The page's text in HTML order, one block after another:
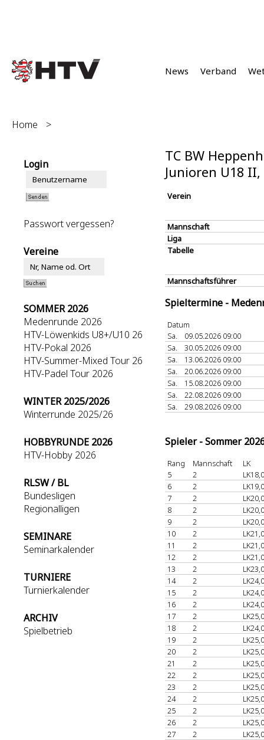
News Verband
Home >
Login
Passwort vergessen?
Vereine
SOMMER 2026
Medenrunde 2026
HTV-Löwenkids U8+/U10 26
HTV-Pokal 2026
HTV-Summer-Mixed Tour 26
HTV-Padel Tour 2026
WINTER 2025/2026
Winterrunde 2025/26
HOBBYRUNDE 2026
HTV-Hobby 2026
RLSW / BL
Bundesligen
Regionalligen
SEMINARE
Seminarkalender
TURNIERE
Turnierkalender
ARCHIV
Spielbetrieb
TC BW
Junioren U18
Verein
Mannschaft
Liga
Tabelle
Mannschaftsführer
Spieltermine -
Datum
Sa.
09.05.2026 09:00
Sa.
30.05.2026 09:00
Sa.
13.06.2026 09:00
Sa.
20.06.2026 09:00
Sa.
15.08.2026 09:00
Sa.
22.08.2026 09:00
Sa.
29.08.2026 09:00
Spieler - Sommer
Rang Mannschaft
LK
5
2
LK18,0
6
2
LK19,0
7
2
LK20,0
8
2
LK20,0
9
2
LK20,0
10
2
LK21,0
11
2
LK21,0
12
2
LK21,0
13
2
LK23,0
14
2
LK24,0
15
2
LK24,0
16
2
LK24,0
17
2
LK25,0
18
2
LK24,0
19
2
LK25,0
20
2
LK25,0
21
2
LK25,0
22
2
LK25,0
23
2
LK25,0
24
2
LK25,0
25
2
LK25,0
26
2
LK25,0
27
2
LK25,0